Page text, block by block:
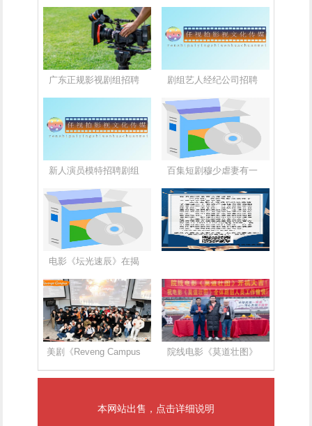
广东正规影视剧组招聘 剧组艺人经纪公司招聘
新人演员模特招聘剧组 百集短剧穆少虐妻有一
电影《坛光速辰》在揭
美剧《Reveng Campus 院线电影《莫道壮图》
本网站出售，点击详细说明